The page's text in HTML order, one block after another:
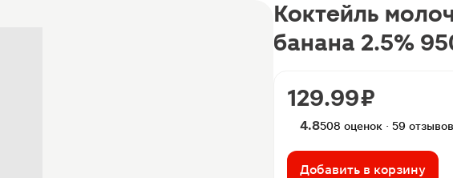
Коктейль
банана 2.5%
129.99 ₽
4.8508 оценок · 59 отзывов
Добавить в корзину